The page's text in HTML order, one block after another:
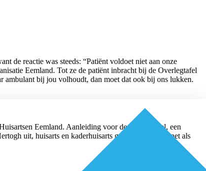
de reactie was steeds: “Patiënt voldoet niet aan onze
Eemland. Tot ze de patiënt inbracht bij de Overlegtafel
ambulant bij jou volhoudt, dan moet dat ook bij ons lukken.
Eemland. Aanleiding voor de overlegtafel, een
uit, huisarts en kaderhuisarts ggz in Huizen en net als